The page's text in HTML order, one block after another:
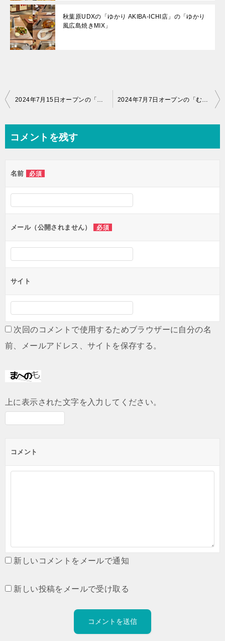
秋葉原UDXの「ゆかり AKIBA-ICHI店」の「ゆかり
風広島焼きMIX」
投
ビ
ー
シ
ョ
ン
コメントを残す
名前 必須
メール（公開されません） 必須
サイト
次回のコメントで使用するためブラウザーに自分の名
前、メールアドレス、サイトを保存する。
上に表示された文字を入力してください。
コメント
新しいコメントをメールで通知
新しい投稿をメールで受け取る